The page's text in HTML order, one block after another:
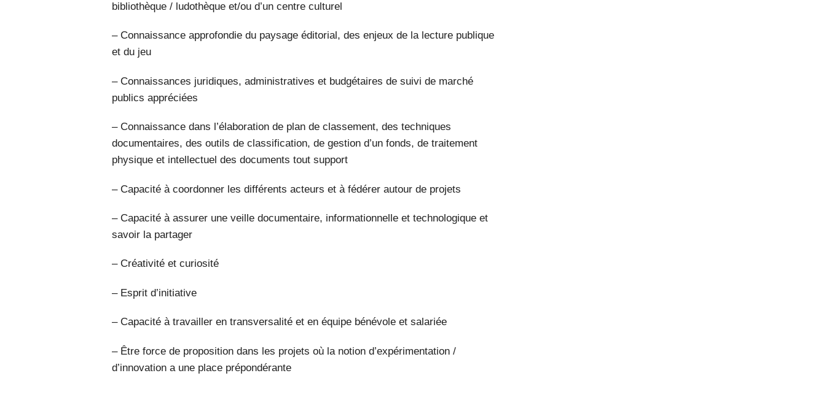
bibliothèque / ludothèque et/ou d’un centre culturel
– Connaissance approfondie du paysage éditorial, des enjeux de la lecture publique
et du jeu
– Connaissances juridiques, administratives et budgétaires de suivi de marché
publics appréciées
– Connaissance dans l’élaboration de plan de classement, des techniques
documentaires, des outils de classification, de gestion d’un fonds, de traitement
physique et intellectuel des documents tout support
– Capacité à coordonner les différents acteurs et à fédérer autour de projets
– Capacité à assurer une veille documentaire, informationnelle et technologique et
savoir la partager
– Créativité et curiosité
– Esprit d’initiative
– Capacité à travailler en transversalité et en équipe bénévole et salariée
– Être force de proposition dans les projets où la notion d’expérimentation /
d’innovation a une place prépondérante